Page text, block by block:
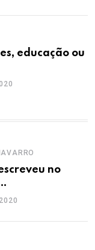
educação ou
no